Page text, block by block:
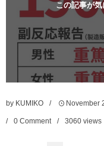
この記事が
by KUMIKO November
0 Comment 3060 views